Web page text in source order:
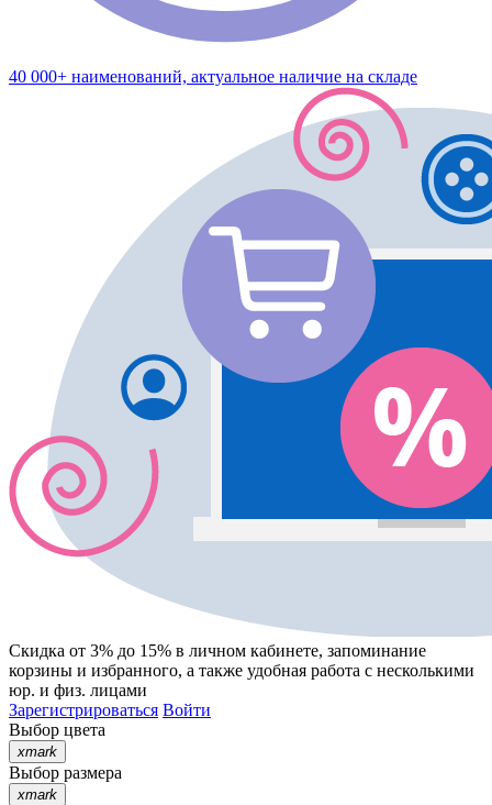
40 000+ наименований, актуальное наличие на складе
Скидка от 3% до 15% в личном кабинете, запоминание
корзины и избранного, а также удобная работа с несколькими
юр. и физ. лицами
Зарегистрироваться Войти
Выбор цвета
xmark
Выбор размера
xmark